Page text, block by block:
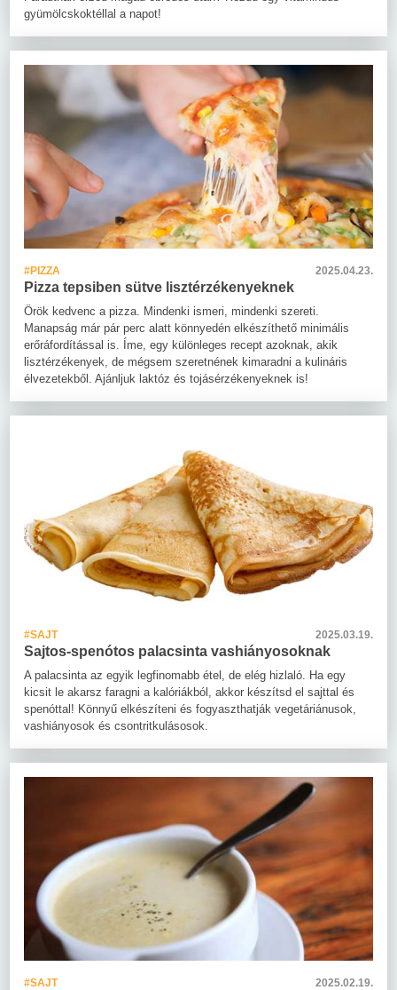
gyümölcskoktéllal a napot!
#PIZZA 2025.04.23.
Pizza tepsiben sütve lisztérzékenyeknek
Örök kedvenc a pizza. Mindenki ismeri, mindenki szereti.
Manapság már pár perc alatt könnyedén elkészíthető minimális
erőráfordítással is. Íme, egy különleges recept azoknak, akik
lisztérzékenyek, de mégsem szeretnének kimaradni a kulináris
élvezetekből. Ajánljuk laktóz és tojásérzékenyeknek is!
#SAJT 2025.03.19.
Sajtos-spenótos palacsinta vashiányosoknak
A palacsinta az egyik legfinomabb étel, de elég hizlaló. Ha egy
kicsit le akarsz faragni a kalóriákból, akkor készítsd el sajttal és
spenóttal! Könnyű elkészíteni és fogyaszthatják vegetáriánusok,
vashiányosok és csontritkulásosok.
#SAJT 2025.02.19.